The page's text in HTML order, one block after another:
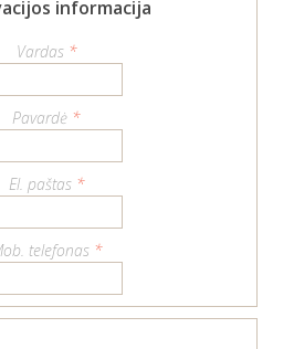
informacija
Vardas *
Pavardė *
El. paštas *
telefonas *